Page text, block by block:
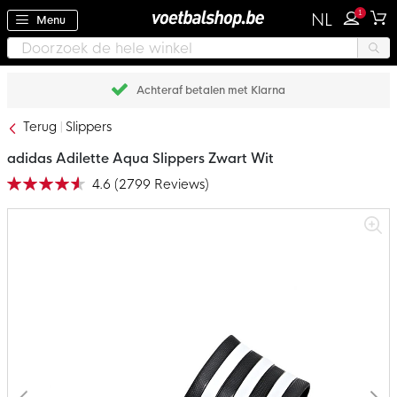
Menu NL 1
Achteraf betalen met Klarna
Terug Slippers
adidas Adilette Aqua Slippers Zwart Wit
Waardering: 4.6 (2799 Reviews)